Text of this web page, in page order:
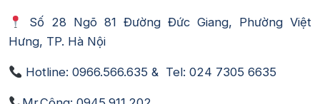
Số 28 Ngõ 81 Đường Đức Giang, Phường Việt
Hưng, TP. Hà Nội
Hotline: 0966.566.635 & Tel: 024 7305 6635